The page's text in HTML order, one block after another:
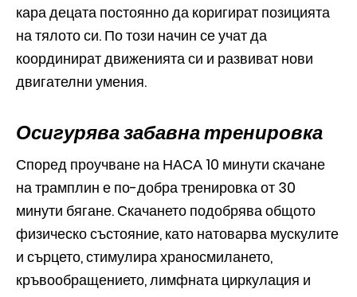
кара децата постоянно да коригират позицията
на тялото си. По този начин се учат да
координират движенията си и развиват нови
двигателни умения.
Осигурява забавна тренировка
Според проучване на НАСА 10 минути скачане
на трамплин е по-добра тренировка от 30
минути бягане. Скачането подобрява общото
физическо състояние, като натоварва мускулите
и сърцето, стимулира храносмилането,
кръвообращението, лимфната циркулация и